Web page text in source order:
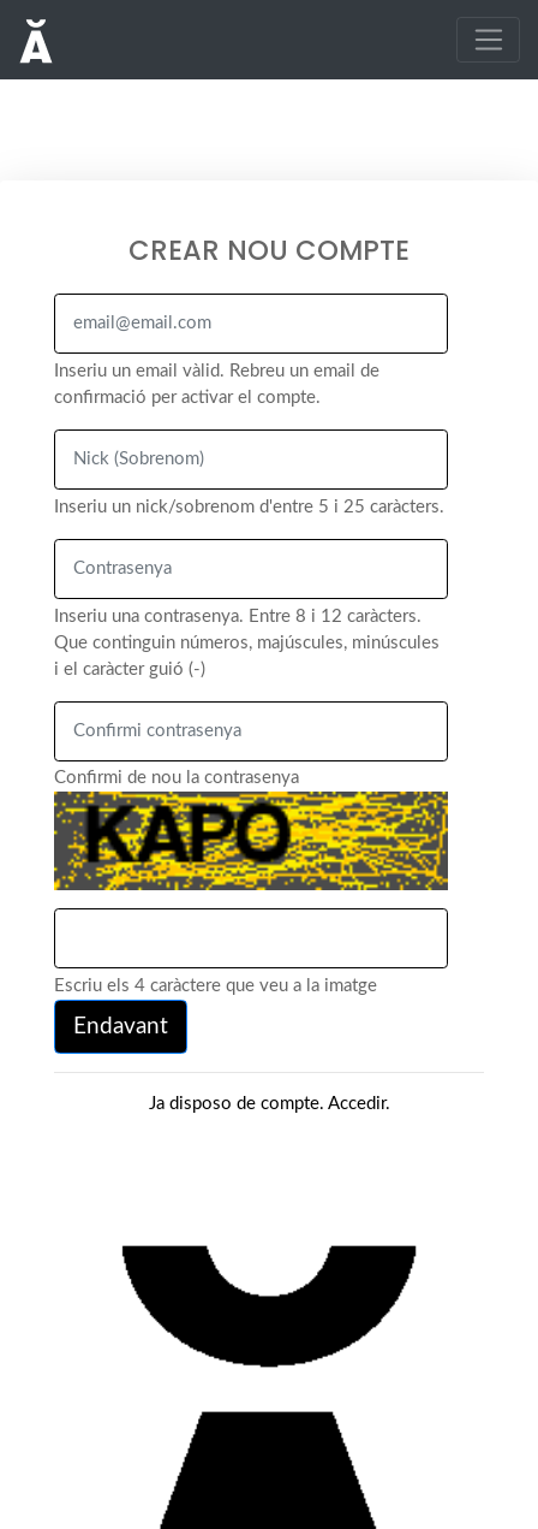
CREAR NOU COMPTE
Inseriu un email vàlid. Rebreu un email de
confirmació per activar el compte.
Inseriu un nick/sobrenom d'entre 5 i 25 caràcters.
Inseriu una contrasenya. Entre 8 i 12 caràcters.
Que continguin números, majúscules, minúscules
i el caràcter guió (-)
Confirmi de nou la contrasenya
Escriu els 4 caràctere que veu a la imatge
Ja disposo de compte. Accedir.